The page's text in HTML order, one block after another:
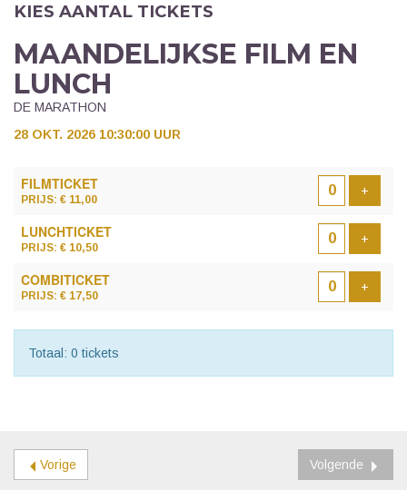
KIES AANTAL TICKETS
MAANDELIJKSE FILM EN
LUNCH
DE MARATHON
28 OKT. 2026 10:30:00 UUR
FILMTICKET
PRIJS: € 11,00
+
LUNCHTICKET
PRIJS: € 10,50
+
COMBITICKET
PRIJS: € 17,50
+
Totaal: 0 tickets
Vorige Volgende